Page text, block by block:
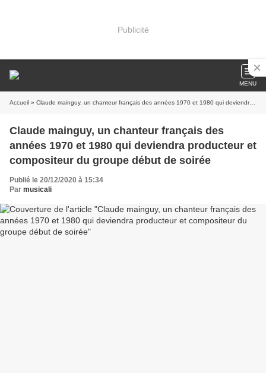
Publicité
MENU
Accueil » Claude mainguy, un chanteur français des années 1970 et 1980 qui deviendra producteur et compositeur du groupe début de soirée
Claude mainguy, un chanteur français des
années 1970 et 1980 qui deviendra producteur et
compositeur du groupe début de soirée
Publié le 20/12/2020 à 15:34
Par musicali